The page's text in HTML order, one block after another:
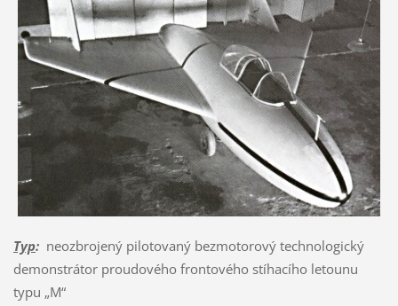
Typ:neozbrojený pilotovaný bezmotorový technologický
demonstrátor proudového frontového stíhacího letounu
typu „M“